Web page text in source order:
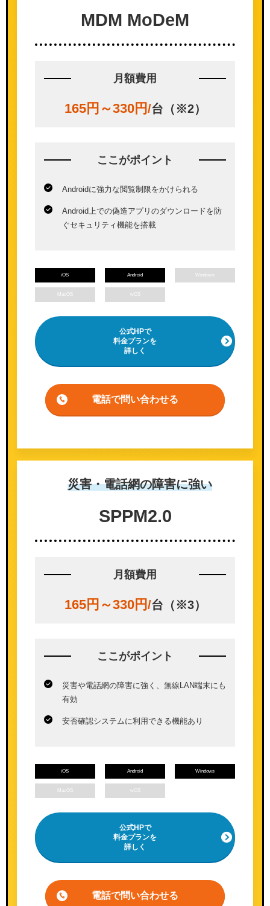
MDM MoDeM
月額費用
165円～330円/台（※2）
ここがポイント
Androidに強力な閲覧制限をかけられる
Android上での偽造アプリのダウンロードを防
ぐセキュリティ機能を搭載
iOS Android Windows
MacOS tvOS
公式HPで
料金プランを
詳しく
電話で問い合わせる
災害・電話網の障害に強い
SPPM2.0
月額費用
165円～330円/台（※3）
ここがポイント
災害や電話網の障害に強く、無線LAN端末にも
有効
安否確認システムに利用できる機能あり
iOS Android Windows
MacOS tvOS
公式HPで
料金プランを
詳しく
電話で問い合わせる